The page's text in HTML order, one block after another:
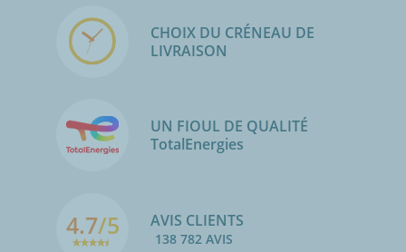
CHOIX DU CRÉNEAU DE
LIVRAISON
UN FIOUL DE QUALITÉ
TotalEnergies
4.7/5 AVIS CLIENTS
138 782 AVIS